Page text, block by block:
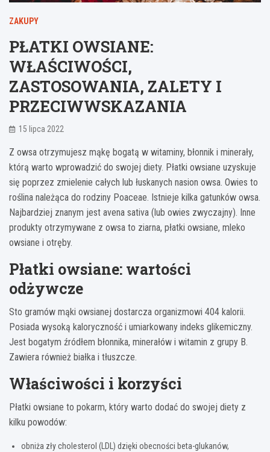
ZAKUPY
PŁATKI OWSIANE:
WŁAŚCIWOŚCI,
ZASTOSOWANIA, ZALETY I
PRZECIWWSKAZANIA
15 lipca 2022
Z owsa otrzymujesz mąkę bogatą w witaminy, błonnik i minerały,
którą warto wprowadzić do swojej diety. Płatki owsiane uzyskuje
się poprzez zmielenie całych lub łuskanych nasion owsa. Owies to
roślina należąca do rodziny Poaceae. Istnieje kilka gatunków owsa.
Najbardziej znanym jest avena sativa (lub owies zwyczajny). Inne
produkty otrzymywane z owsa to ziarna, płatki owsiane, mleko
owsiane i otręby.
Płatki owsiane: wartości
odżywcze
Sto gramów mąki owsianej dostarcza organizmowi 404 kalorii.
Posiada wysoką kaloryczność i umiarkowany indeks glikemiczny.
Jest bogatym źródłem błonnika, minerałów i witamin z grupy B.
Zawiera również białka i tłuszcze.
Właściwości i korzyści
Płatki owsiane to pokarm, który warto dodać do swojej diety z
kilku powodów:
obniża zły cholesterol (LDL) dzięki obecności beta-glukanów,